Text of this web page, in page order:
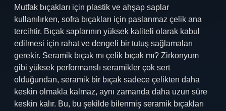
Mutfak bıçakları için plastik ve ahşap saplar
kullanılırken, sofra bıçakları için paslanmaz çelik ana
tercihtir. Bıçak saplarının yüksek kaliteli olarak kabul
edilmesi için rahat ve dengeli bir tutuş sağlamaları
gerekir. Seramik bıçak mı çelik bıçak mı? Zirkonyum
gibi yüksek performanslı seramikler çok sert
olduğundan, seramik bir bıçak sadece çelikten daha
keskin olmakla kalmaz, aynı zamanda daha uzun süre
keskin kalır. Bu, bu şekilde bilenmiş seramik bıçakları